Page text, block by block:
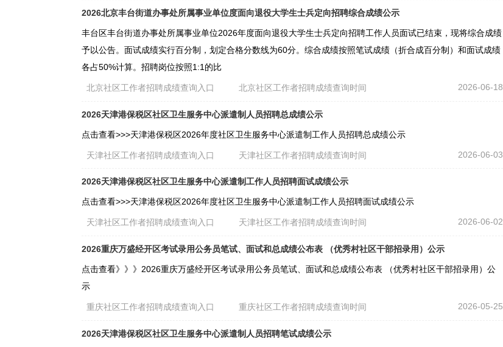
2026北京丰台街道办事处所属事业单位度面向退役大学生士兵定向招聘综合成绩公示
丰台区丰台街道办事处所属事业单位2026年度面向退役大学生士兵定向招聘工作人员面试已结束，现将综合成绩
予以公告。面试成绩实行百分制，划定合格分数线为60分。综合成绩按照笔试成绩（折合成百分制）和面试成绩
各占50%计算。招聘岗位按照1:1的比
2026-06-18
北京社区工作者招聘成绩查询入口 北京社区工作者招聘成绩查询时间
2026天津港保税区社区卫生服务中心派遣制人员招聘总成绩公示
点击查看>>>天津港保税区2026年度社区卫生服务中心派遣制工作人员招聘总成绩公示
2026-06-03
天津社区工作者招聘成绩查询入口 天津社区工作者招聘成绩查询时间
2026天津港保税区社区卫生服务中心派遣制工作人员招聘面试成绩公示
点击查看>>>天津港保税区2026年度社区卫生服务中心派遣制工作人员招聘面试成绩公示
2026-06-02
天津社区工作者招聘成绩查询入口 天津社区工作者招聘成绩查询时间
2026重庆万盛经开区考试录用公务员笔试、面试和总成绩公布表 （优秀村社区干部招录用）公示
点击查看》》》2026重庆万盛经开区考试录用公务员笔试、面试和总成绩公布表 （优秀村社区干部招录用）公
示
2026-05-25
重庆社区工作者招聘成绩查询入口 重庆社区工作者招聘成绩查询时间
2026天津港保税区社区卫生服务中心派遣制人员招聘笔试成绩公示